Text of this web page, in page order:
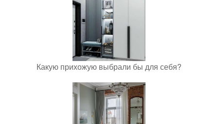
Какую прихожую выбрали бы для себя?